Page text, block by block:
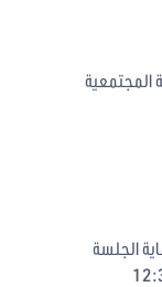
المجتمعية
الجلسة